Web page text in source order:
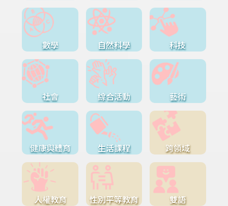
數學 自然科學 科技
社會 綜合活動 藝術
健康與體育 生活課程 跨領域
人權教育 性別平等教育 雙語